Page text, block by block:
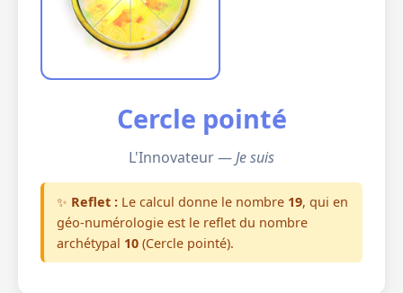
Cercle pointé
L'Innovateur —Je suis
✨ Reflet : Le calcul donne le nombre 19, qui en
géo-numérologie est le reflet du nombre
archétypal 10 (Cercle pointé).